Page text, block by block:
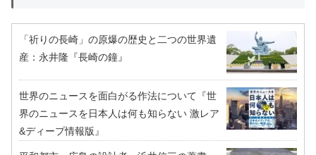
「祈りの長崎」の原爆の歴史と二つの世界遺
産：永井隆『長崎の鐘』
世界のニュースを面白がる作法について『世
界のニュースを日本人は何も知らない 激レア
&ディープ情報版』